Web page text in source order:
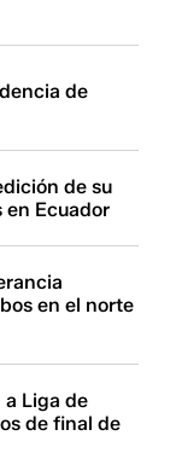
de
de su
en Ecuador
en el norte
a Liga de
de final de